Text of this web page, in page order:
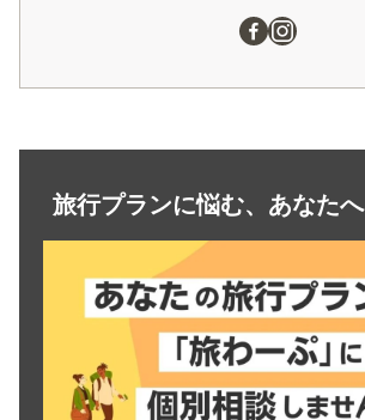
旅行プランに悩む、あなたへ